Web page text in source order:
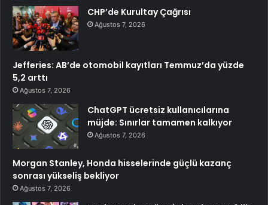
CHP’de Kurultay Çağrısı
Ağustos 7, 2026
Jefferies: AB’de otomobil kayıtları Temmuz’da yüzde
5,2 arttı
Ağustos 7, 2026
ChatGPT ücretsiz kullanıcılarına
müjde: Sınırlar tamamen kalkıyor
Ağustos 7, 2026
Morgan Stanley, Honda hisselerinde güçlü kazanç
sonrası yükseliş bekliyor
Ağustos 7, 2026